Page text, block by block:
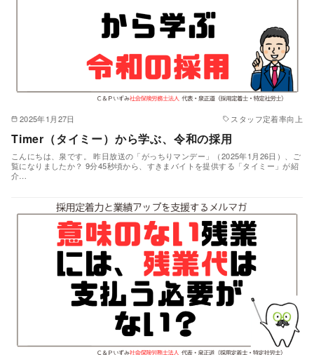
2025年1月27日 スタッフ定着率向上
Timer（タイミー）から学ぶ、令和の採用
こんにちは、泉です。 昨日放送の「がっちりマンデー」（2025年1月26日）、ご
覧になりましたか？ 9分45秒頃から、すきまバイトを提供する「タイミー」が紹
介…